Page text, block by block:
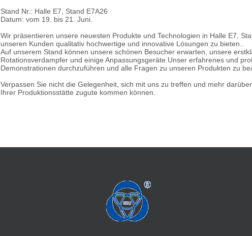
Stand Nr.: Halle E7, Stand E7A26
Datum: vom 19. bis 21. Juni.
Wir präsentieren unsere neuesten Produkte und Technologien in Halle E7,
unseren Kunden qualitativ hochwertige und innovative Lösungen zu bieten..
Auf unserem Stand können unsere schönen Besucher erwarten, unsere
Rotationsverdampfer und einige Anpassungsgeräte.Unser erfahrenes und
Demonstrationen durchzuführen und alle Fragen zu unseren Produkten zu
Verpassen Sie nicht die Gelegenheit, sich mit uns zu treffen und mehr
Ihrer Produktionsstätte zugute kommen können.